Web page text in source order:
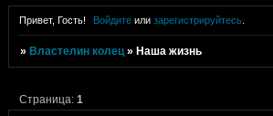
Привет, Гость! Войдите илизарегистрируйтесь
» Властелин колец » Наша жизнь
Страница:1